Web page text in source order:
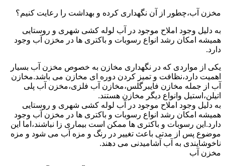
مخزن آب،چطور از آن نگهداری کرده و بهداشت را رعایت کنیم؟
به دلیل وجود املاح موجود در آب لوله کشی شهری و روستایی
همیشه امکان رشد انواع رسوبات و باکتری ها در مخزن آب وجود
دارد.
یکی از مواردی که در نگهداری مخازن به خصوص مخزن آب بسیار
اهمیت دارد،نظافت و تمیز کردن دوره ای مخازن می باشد.مخازن
آب از جمله مخازن فایبرگلس،مخازن آب فلزی،مخزن آب پلی
اتیلن،استیل وانواع دیگر مخازن هستند.
به دلیل وجود املاح موجود در آب لوله کشی شهری و روستایی
همیشه امکان رشد انواع رسوبات و باکتری ها در مخزن آب وجود
دارد.این رسوبات و باکتری ها ممکن است بیماری زا نباشند،اما این
موضوع پس از مدتی باعث تغییر در رنگ و مزه آب می شود و مزه
ناخوشایندی به آب آشامیدنی می دهند.
مخزن آب